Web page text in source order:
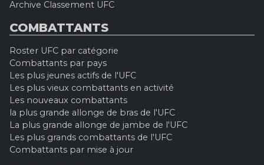
Archive Classement UFC
COMBATTANTS
Roster UFC par catégorie
Combattants par pays
Les plus jeunes actifs de l'UFC
Les plus vieux combattants en activité
Les nouveaux combattants
la plus grande allonge de bras de l'UFC
La plus grande allonge de jambe de l'UFC
Les plus grands combattants de l'UFC
Combattants par mise à jour